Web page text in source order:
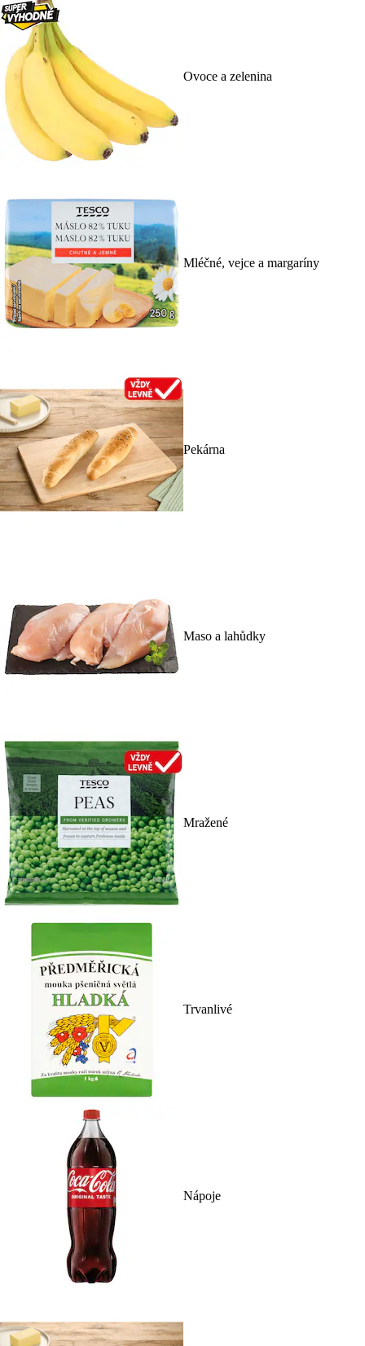
Ovoce a zelenina
Mléčné, vejce a margaríny
Pekárna
Maso a lahůdky
Mražené
Trvanlivé
Nápoje